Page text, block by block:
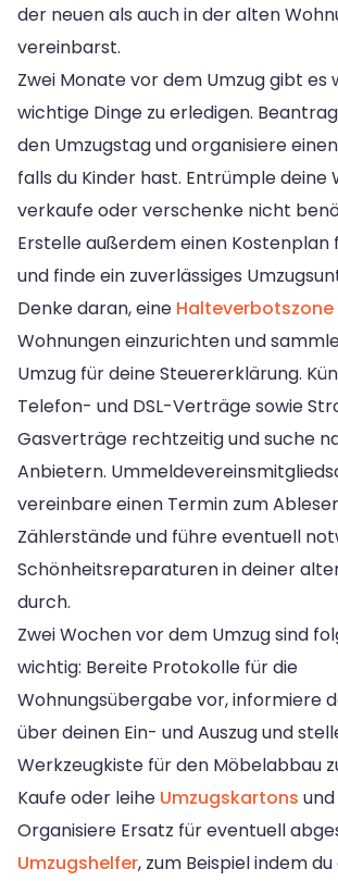
der neuen als auch in der alten
vereinbarst.
Zwei Monate vor dem Umzug gibt es
wichtige Dinge zu erledigen.
den Umzugstag und organisiere
falls du Kinder hast. Entrümple deine
verkaufe oder verschenke nicht
Erstelle außerdem einen Kostenplan
und finde ein zuverlässiges
Denke daran, eine Halteverbotszone
Wohnungen einzurichten und
Umzug für deine Steuererklärung.
Telefon- und DSL-Verträge sowie
Gasverträge rechtzeitig und suche
Anbietern.
vereinbare einen Termin zum
Zählerstände und führe eventuell
Schönheitsreparaturen in deiner
durch.
Zwei Wochen vor dem Umzug sind
wichtig: Bereite Protokolle für die
Wohnungsübergabe vor, informiere
über deinen Ein- und Auszug und
Werkzeugkiste für den Möbelabbau
Kaufe oder leihe Umzugskartons
Organisiere Ersatz für eventuell
Umzugshelfer, zum Beispiel indem du